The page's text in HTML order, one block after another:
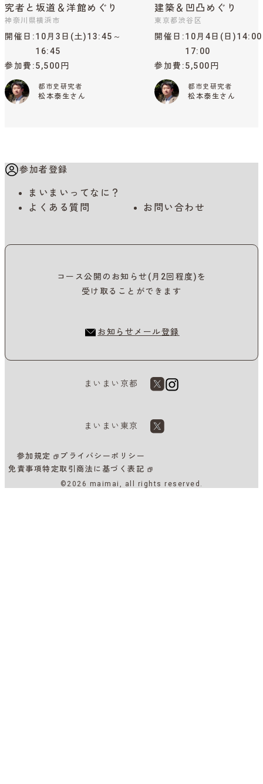
究者と坂道＆洋館めぐり
神奈川県横浜市
開催日
10月3日(土)13:45～
16:45
参加費 5,500円
都市史研究者
松本泰生さん
建築＆凹凸めぐり
東京都渋谷区
開催日
10月4日(日
17:00
参加費 5,500円
都市史研究者
松本泰生さん
参加者登録
まいまいってなに？
よくある質問
お問い合わせ
コース公開のお知らせ(月2回程度)を
受け取ることができます
お知らせメール登録
まいまい京都
まいまい東京
参加規定
プライバシーポリシー
免責事項特定取引商法に基づく表記
©2026 maimai, all rights reserved.